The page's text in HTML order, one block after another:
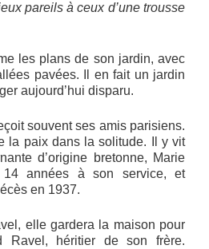
pareils à ceux d’une trousse
les plans de son jardin, avec
pavées. Il en fait un jardin
aujourd’hui disparu.
souvent ses amis parisiens.
la paix dans la solitude. Il y vit
d’origine bretonne, Marie
14 années à son service, et
en 1937.
elle gardera la maison pour
Ravel, héritier de son frère.